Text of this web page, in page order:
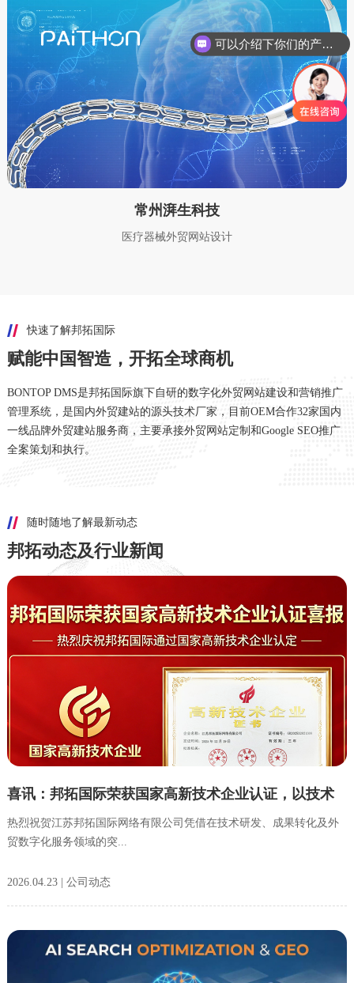
常州湃生科技
医疗器械外贸网站设计
快速了解邦拓国际
赋能中国智造，开拓全球商机
BONTOP DMS是邦拓国际旗下自研的数字化外贸网站建设和营销推广
管理系统，是国内外贸建站的源头技术厂家，目前OEM合作32家国内
一线品牌外贸建站服务商，主要承接外贸网站定制和Google SEO推广
全案策划和执行。
随时随地了解最新动态
邦拓动态及行业新闻
喜讯：邦拓国际荣获国家高新技术企业认证，以技术
创新赋能外贸企业出海
热烈祝贺江苏邦拓国际网络有限公司凭借在技术研发、成果转化及外
贸数字化服务领域的突...
2026.04.23 | 公司动态
你们是怎么收费的呢